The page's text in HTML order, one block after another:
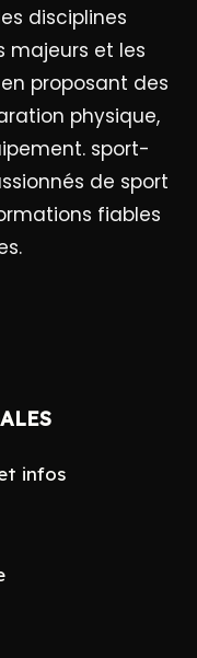
disciplines
majeurs et les
proposant des
physique,
sport-
de sport
fiables
infos